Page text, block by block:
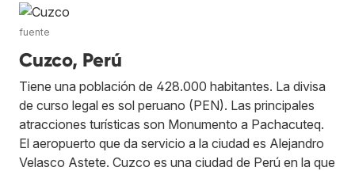
fuente
Cuzco, Perú
Tiene una población de 428.000 habitantes. La divisa
de curso legal es sol peruano (PEN). Las principales
atracciones turísticas son Monumento a Pachacuteq.
El aeropuerto que da servicio a la ciudad es Alejandro
Velasco Astete. Cuzco es una ciudad de Perú en la que